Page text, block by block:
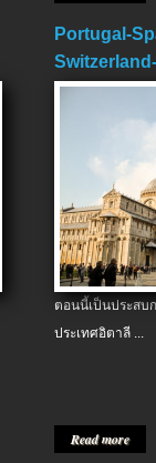
Portugal-
ตอนนี้เป็นประส
ประเทศอิตาลี ...
Read more